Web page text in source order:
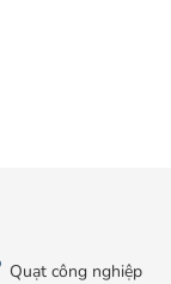
Quạt công nghiệp